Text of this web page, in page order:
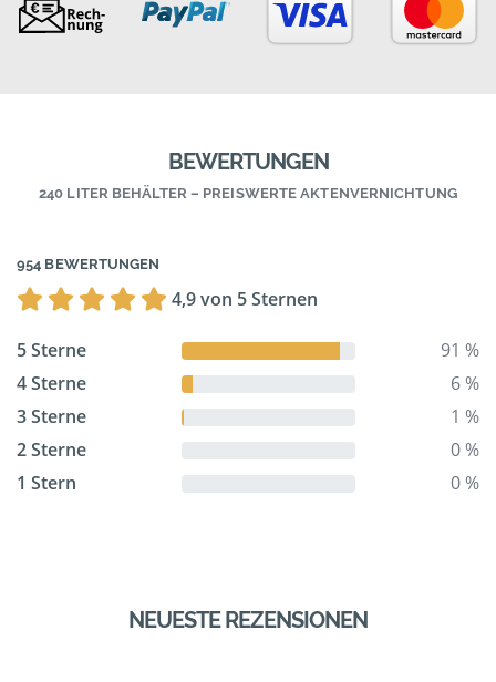
BEWERTUNGEN
240 LITER BEHÄLTER – PREISWERTE AKTENVERNICHTUNG
954 BEWERTUNGEN
4,9 von 5 Sternen
5 Sterne
91 %
4 Sterne
6 %
3 Sterne
1 %
2 Sterne
0 %
1 Stern
0 %
NEUESTE REZENSIONEN